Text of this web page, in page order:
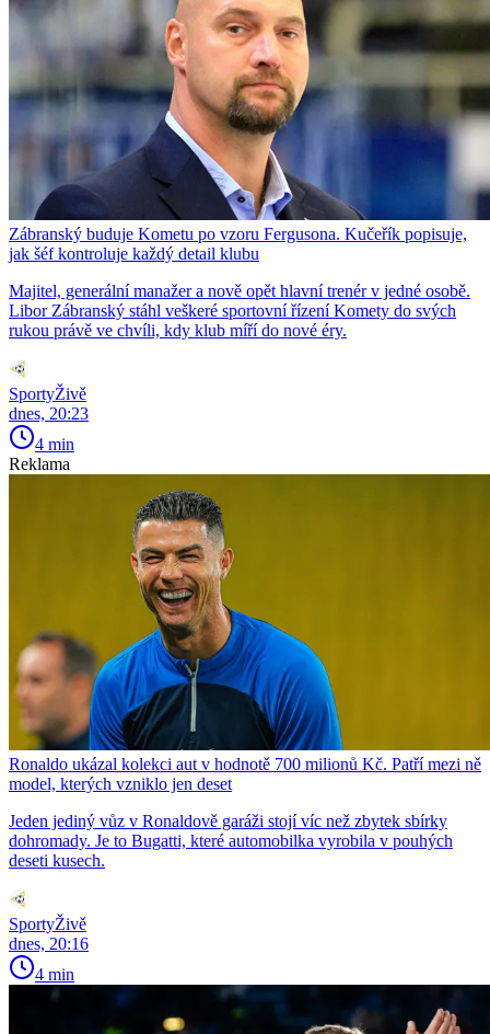
Zábranský buduje Kometu po vzoru Fergusona. Kučeřík popisuje,
jak šéf kontroluje každý detail klubu
Majitel, generální manažer a nově opět hlavní trenér v jedné osobě.
Libor Zábranský stáhl veškeré sportovní řízení Komety do svých
rukou právě ve chvíli, kdy klub míří do nové éry.
SportyŽivě
dnes, 20:23
4 min
Reklama
Ronaldo ukázal kolekci aut v hodnotě 700 milionů Kč. Patří mezi ně
model, kterých vzniklo jen deset
Jeden jediný vůz v Ronaldově garáži stojí víc než zbytek sbírky
dohromady. Je to Bugatti, které automobilka vyrobila v pouhých
deseti kusech.
SportyŽivě
dnes, 20:16
4 min